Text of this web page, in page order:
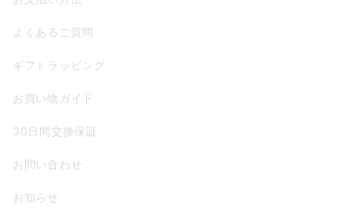
よくあるご質問
ギフトラッピング
お買い物ガイド
30日間交換保証
お問い合わせ
お知らせ